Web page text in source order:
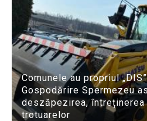
Comunele au propriul
Gospodărire Spermezeu
deszăpezirea,
trotuarelor